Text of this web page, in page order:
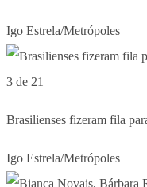
Igo Estrela/Metrópoles
3 de 21
Brasilienses fizeram fila
Igo Estrela/Metrópoles